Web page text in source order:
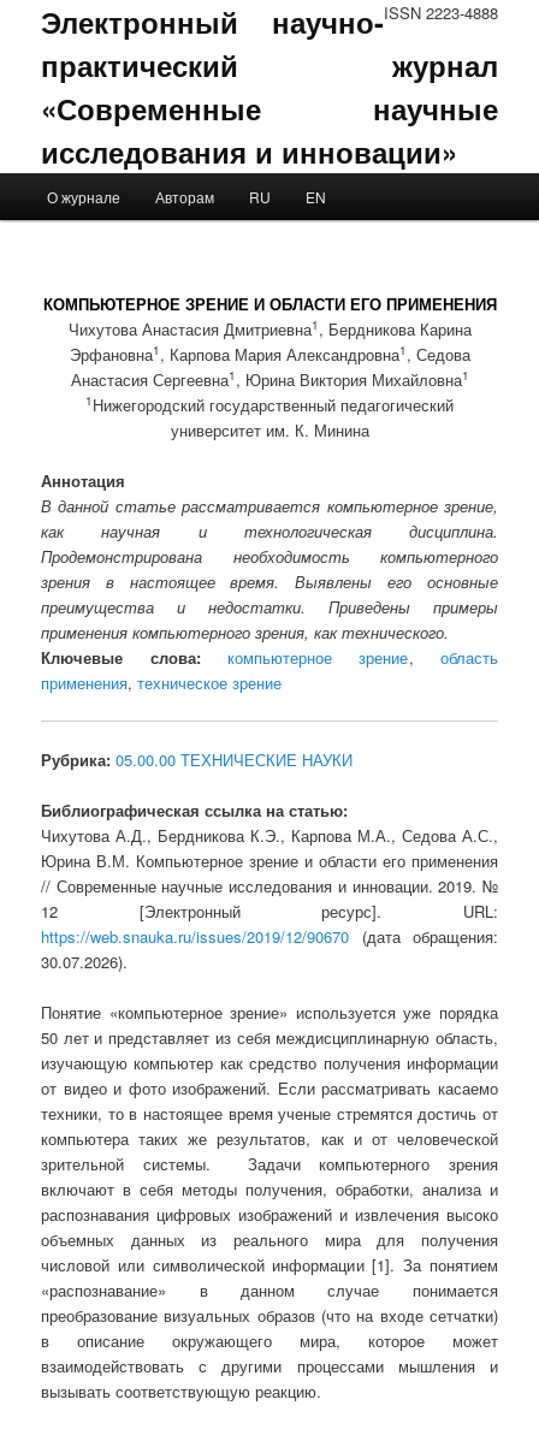
ISSN 2223-4888
Электронный научно-
практический журнал
«Современные научные
исследования и инновации»
Skip to primary content
Skip to secondary content
О журнале Авторам RU EN
КОМПЬЮТЕРНОЕ ЗРЕНИЕ И ОБЛАСТИ ЕГО ПРИМЕНЕНИЯ
Чихутова Анастасия Дмитриевна1 , Бердникова Карина
Эрфановна1 , Карпова Мария Александровна1 , Седова
Анастасия Сергеевна1 , Юрина Виктория Михайловна1
1 Нижегородский государственный педагогический
университет им. К. Минина
Аннотация
В данной статье рассматривается компьютерное зрение,
как научная и технологическая дисциплина.
Продемонстрирована необходимость компьютерного
зрения в настоящее время. Выявлены его основные
преимущества и недостатки. Приведены примеры
применения компьютерного зрения, как технического.
Ключевые слова:
компьютерное зрение, область
применения,техническое зрение
Рубрика: 05.00.00 ТЕХНИЧЕСКИЕ НАУКИ
Библиографическая ссылка на статью:
Чихутова А.Д., Бердникова К.Э., Карпова М.А., Седова А.С.,
Юрина В.М. Компьютерное зрение и области его применения
// Современные научные исследования и инновации. 2019. №
12 [Электронный ресурс]. URL:
https://web.snauka.ru/issues/2019/12/90670 (дата обращения:
30.07.2026).
Понятие «компьютерное зрение» используется уже порядка
50 лет и представляет из себя междисциплинарную область,
изучающую компьютер как средство получения информации
от видео и фото изображений. Если рассматривать касаемо
техники, то в настоящее время ученые стремятся достичь от
компьютера таких же результатов, как и от человеческой
зрительной системы. Задачи компьютерного зрения
включают в себя методы получения, обработки, анализа и
распознавания цифровых изображений и извлечения высоко
объемных данных из реального мира для получения
числовой или символической информации [1]. За понятием
«распознавание» в данном случае понимается
преобразование визуальных образов (что на входе сетчатки)
в описание окружающего мира, которое может
взаимодействовать с другими процессами мышления и
вызывать соответствующую реакцию.